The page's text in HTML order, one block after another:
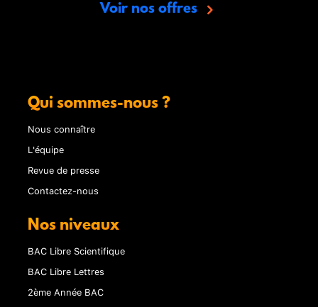
Voir nos offres
Qui sommes-nous ?
Nous connaître
L'équipe
Revue de presse
Contactez-nous
Nos niveaux
BAC Libre Scientifique
BAC Libre Lettres
2ème Année BAC